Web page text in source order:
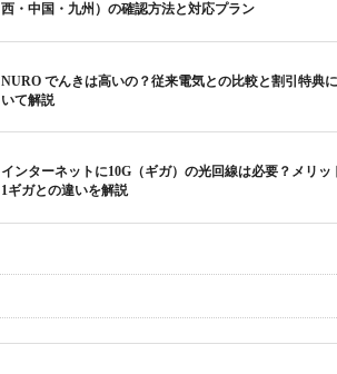
西・中国・九州）の確認方法と対応プラン
NURO でんきは高いの？従来電気との比較と割引特典
いて解説
インターネットに10G（ギガ）の光回線は必要？メリッ
1ギガとの違いを解説